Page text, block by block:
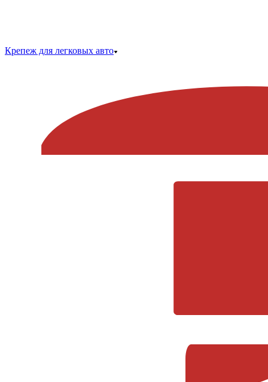
Крепеж для легковых авто